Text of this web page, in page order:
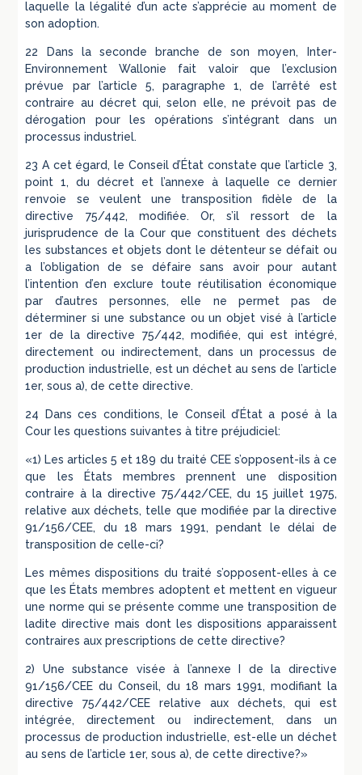
laquelle la légalité d’un acte s’apprécie au moment de
son adoption.
22 Dans la seconde branche de son moyen, Inter-
Environnement Wallonie fait valoir que l’exclusion
prévue par l’article 5, paragraphe 1, de l’arrêté est
contraire au décret qui, selon elle, ne prévoit pas de
dérogation pour les opérations s’intégrant dans un
processus industriel.
23 A cet égard, le Conseil d’État constate que l’article 3,
point 1, du décret et l’annexe à laquelle ce dernier
renvoie se veulent une transposition fidèle de la
directive 75/442, modifiée. Or, s’il ressort de la
jurisprudence de la Cour que constituent des déchets
les substances et objets dont le détenteur se défait ou
a l’obligation de se défaire sans avoir pour autant
l’intention d’en exclure toute réutilisation économique
par d’autres personnes, elle ne permet pas de
déterminer si une substance ou un objet visé à l’article
1er de la directive 75/442, modifiée, qui est intégré,
directement ou indirectement, dans un processus de
production industrielle, est un déchet au sens de l’article
1er, sous a), de cette directive.
24 Dans ces conditions, le Conseil d’État a posé à la
Cour les questions suivantes à titre préjudiciel:
«1) Les articles 5 et 189 du traité CEE s’opposent-ils à ce
que les États membres prennent une disposition
contraire à la directive 75/442/CEE, du 15 juillet 1975,
relative aux déchets, telle que modifiée par la directive
91/156/CEE, du 18 mars 1991, pendant le délai de
transposition de celle-ci?
Les mêmes dispositions du traité s’opposent-elles à ce
que les États membres adoptent et mettent en vigueur
une norme qui se présente comme une transposition de
ladite directive mais dont les dispositions apparaissent
contraires aux prescriptions de cette directive?
2) Une substance visée à l’annexe I de la directive
91/156/CEE du Conseil, du 18 mars 1991, modifiant la
directive 75/442/CEE relative aux déchets, qui est
intégrée, directement ou indirectement, dans un
processus de production industrielle, est-elle un déchet
au sens de l’article 1er, sous a), de cette directive?»